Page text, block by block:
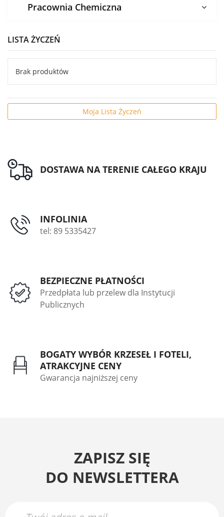
Pracownia Chemiczna
LISTA ŻYCZEŃ
Brak produktów
Moja Lista Życzeń
DOSTAWA NA TERENIE CAŁEGO KRAJU
INFOLINIA
tel: 89 5335427
BEZPIECZNE PŁATNOŚCI
Przedpłata lub przelew dla Instytucji
Publicznych
BOGATY WYBÓR KRZESEŁ I FOTELI,
ATRAKCYJNE CENY
Gwarancja najniższej ceny
ZAPISZ SIĘ
DO NEWSLETTERA